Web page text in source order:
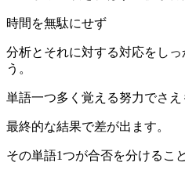
時間を無駄にせず
分析とそれに対する対応をし
う。
単語一つ多く覚える努力でさえ
最終的な結果で差が出ます。
その単語1つが合否を分けるこ